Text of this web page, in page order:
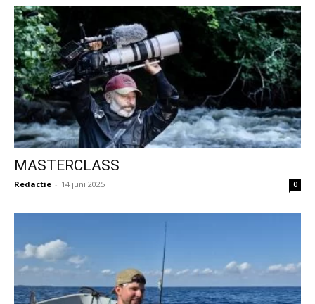
MASTERCLASS
Redactie - 14 juni 2025 0